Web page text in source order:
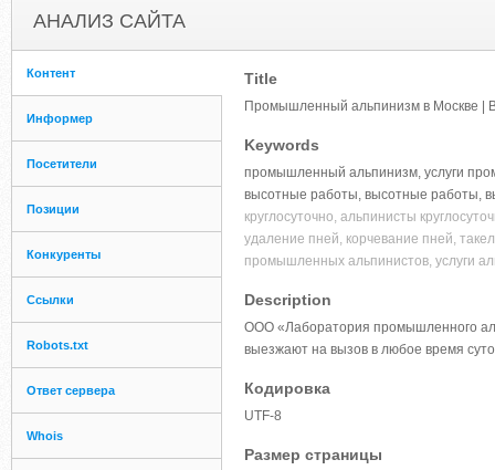
АНАЛИЗ САЙТА
Контент
Информер
Посетители
Позиции
Конкуренты
Ссылки
Robots.txt
Ответ сервера
Whois
Title
Промышленный альпинизм в Москве |
Keywords
промышленный альпинизм, услуги
высотные работы, высотные работы,
круглосуточно, альпинисты
удаление пней, корчевание пней,
промышленных альпинистов, услуги
Description
ООО «Лаборатория промышленного
выезжают на вызов в любое время
Кодировка
UTF-8
Размер страницы